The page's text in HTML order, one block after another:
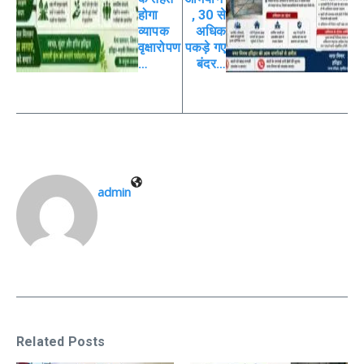
होगा
व्यापक
वृक्षारोपण
…
, 30 से
अधिक
पकड़े गए
बंदर…
admin
Related Posts